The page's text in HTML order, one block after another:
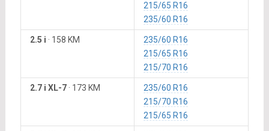
215/65 R16
235/60 R16
2.5 i · 158 KM
235/60 R16
215/65 R16
215/70 R16
2.7 i XL-7· 173 KM
235/60 R16
215/70 R16
215/65 R16